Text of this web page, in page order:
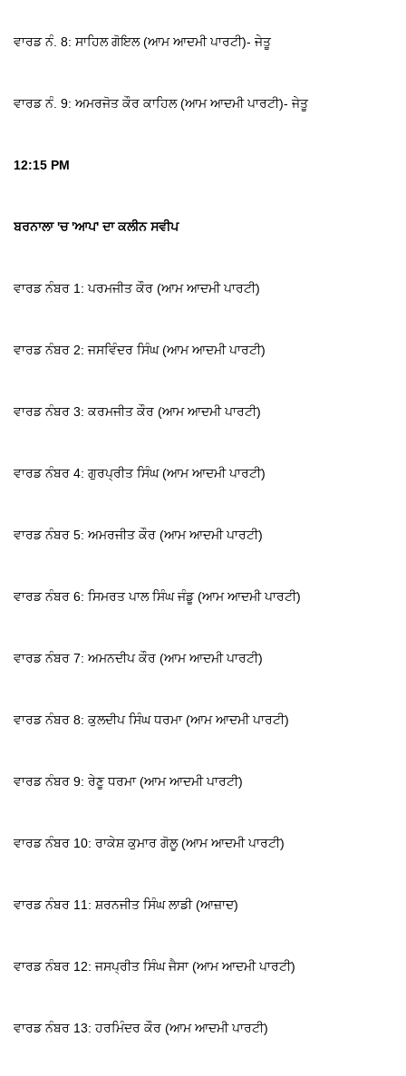
ਵਾਰਡ ਨੰ. 8: ਸਾਹਿਲ ਗੋਇਲ (ਆਮ ਆਦਮੀ ਪਾਰਟੀ)- ਜੇਤੂ
ਵਾਰਡ ਨੰ. 9: ਅਮਰਜੋਤ ਕੌਰ ਕਾਹਿਲ (ਆਮ ਆਦਮੀ ਪਾਰਟੀ)- ਜੇਤੂ
12:15 PM
ਬਰਨਾਲਾ 'ਚ 'ਆਪ' ਦਾ ਕਲੀਨ ਸਵੀਪ
ਵਾਰਡ ਨੰਬਰ 1: ਪਰਮਜੀਤ ਕੌਰ (ਆਮ ਆਦਮੀ ਪਾਰਟੀ)
ਵਾਰਡ ਨੰਬਰ 2: ਜਸਵਿੰਦਰ ਸਿੰਘ (ਆਮ ਆਦਮੀ ਪਾਰਟੀ)
ਵਾਰਡ ਨੰਬਰ 3: ਕਰਮਜੀਤ ਕੌਰ (ਆਮ ਆਦਮੀ ਪਾਰਟੀ)
ਵਾਰਡ ਨੰਬਰ 4: ਗੁਰਪ੍ਰੀਤ ਸਿੰਘ (ਆਮ ਆਦਮੀ ਪਾਰਟੀ)
ਵਾਰਡ ਨੰਬਰ 5: ਅਮਰਜੀਤ ਕੌਰ (ਆਮ ਆਦਮੀ ਪਾਰਟੀ)
ਵਾਰਡ ਨੰਬਰ 6: ਸਿਮਰਤ ਪਾਲ ਸਿੰਘ ਜੰਡੂ (ਆਮ ਆਦਮੀ ਪਾਰਟੀ)
ਵਾਰਡ ਨੰਬਰ 7: ਅਮਨਦੀਪ ਕੌਰ (ਆਮ ਆਦਮੀ ਪਾਰਟੀ)
ਵਾਰਡ ਨੰਬਰ 8: ਕੁਲਦੀਪ ਸਿੰਘ ਧਰਮਾ (ਆਮ ਆਦਮੀ ਪਾਰਟੀ)
ਵਾਰਡ ਨੰਬਰ 9: ਰੇਣੂ ਧਰਮਾ (ਆਮ ਆਦਮੀ ਪਾਰਟੀ)
ਵਾਰਡ ਨੰਬਰ 10: ਰਾਕੇਸ਼ ਕੁਮਾਰ ਗੋਲੂ (ਆਮ ਆਦਮੀ ਪਾਰਟੀ)
ਵਾਰਡ ਨੰਬਰ 11: ਸ਼ਰਨਜੀਤ ਸਿੰਘ ਲਾਡੀ (ਆਜ਼ਾਦ)
ਵਾਰਡ ਨੰਬਰ 12: ਜਸਪ੍ਰੀਤ ਸਿੰਘ ਜੈਸਾ (ਆਮ ਆਦਮੀ ਪਾਰਟੀ)
ਵਾਰਡ ਨੰਬਰ 13: ਹਰਮਿੰਦਰ ਕੌਰ (ਆਮ ਆਦਮੀ ਪਾਰਟੀ)